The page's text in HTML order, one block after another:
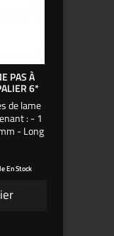
PAS À
6*
de lame
: - 1
- Long
3
9.52
En Stock